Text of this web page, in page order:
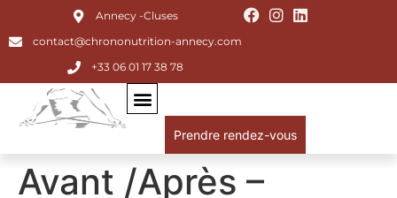
Annecy -Cluses
contact@chrononutrition-annecy.com
+33 06 01 17 38 78
Prendre rendez-vous
Avant /Après –